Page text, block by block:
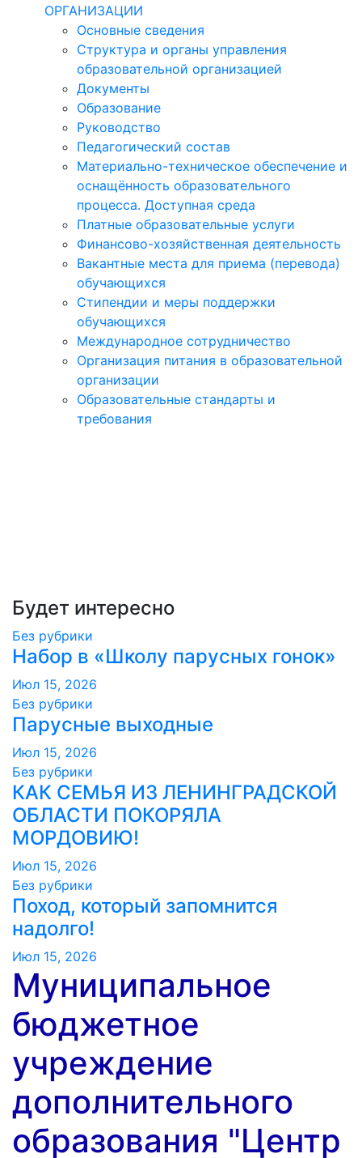
ОРГАНИЗАЦИИ
Основные сведения
Структура и органы управления
образовательной организацией
Документы
Образование
Руководство
Педагогический состав
Материально-техническое обеспечение и
оснащённость образовательного
процесса. Доступная среда
Платные образовательные услуги
Финансово-хозяйственная деятельность
Вакантные места для приема (перевода)
обучающихся
Стипендии и меры поддержки
обучающихся
Международное сотрудничество
Организация питания в образовательной
организации
Образовательные стандарты и
требования
Будет интересно
Без рубрики
Набор в «Школу парусных гонок»
Июл 15, 2026
Без рубрики
Парусные выходные
Июл 15, 2026
Без рубрики
КАК СЕМЬЯ ИЗ ЛЕНИНГРАДСКОЙ
ОБЛАСТИ ПОКОРЯЛА
МОРДОВИЮ!️
Июл 15, 2026
Без рубрики
Поход, который запомнится
надолго!
Июл 15, 2026
Муниципальное
бюджетное
учреждение
дополнительного
образования "Центр